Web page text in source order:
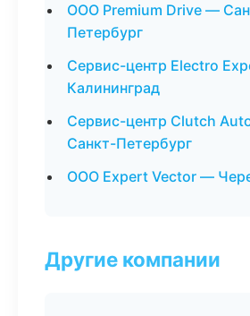
ООО Premium Drive —
Петербург
Сервис-центр Electro
Калининград
Сервис-центр Clutch
Санкт-Петербург
ООО Expert Vector —
Другие компании